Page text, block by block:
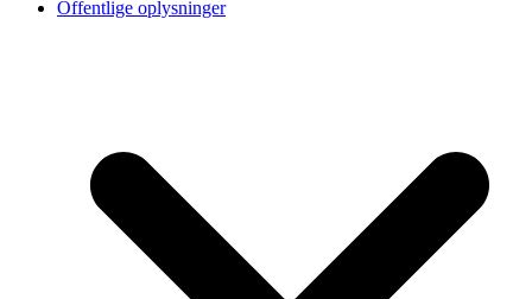
Offentlige oplysninger